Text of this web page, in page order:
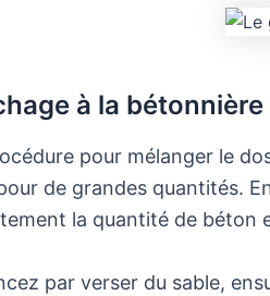
à la bétonnière
pour mélanger le
de grandes quantités.
la quantité de béton
par verser du sable,